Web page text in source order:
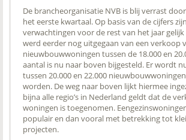
De brancheorganisatie NVB is blij verrast
het eerste kwartaal. Op basis van de cijfers
verwachtingen voor de rest van het jaar gelijk
werd eerder nog uitgegaan van een verkoop
nieuwbouwwoningen tussen de 18.000 en
aantal is nu naar boven bijgesteld. Er wordt
tussen 20.000 en 22.000
worden. De weg naar boven lijkt hiermee
bijna alle regio’s in Nederland geldt dat de
woningen is toegenomen.
populair en dan vooral met betrekking tot
projecten.